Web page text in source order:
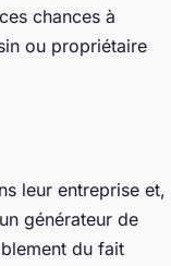
chances à
ou propriétaire
leur entreprise et,
générateur de
du fait